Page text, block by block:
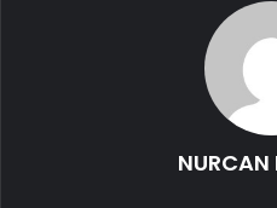
NURCAN